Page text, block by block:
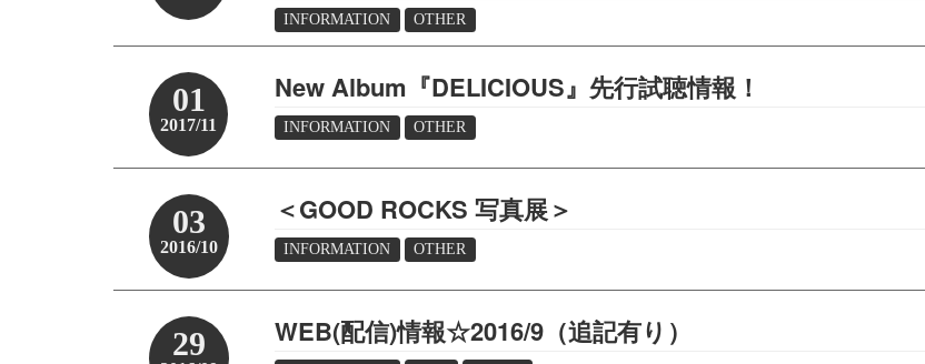
INFORMATION OTHER
01
2017/11
New Album『DELICIOUS』先行試聴情報！
INFORMATION OTHER
03
2016/10
＜GOOD ROCKS 写真展＞
INFORMATION OTHER
29 WEB(配信)情報☆2016/9（追記有り）